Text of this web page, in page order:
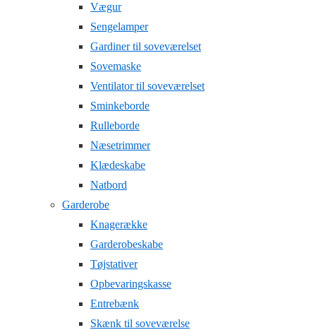
Vægur
Sengelamper
Gardiner til soveværelset
Sovemaske
Ventilator til soveværelset
Sminkeborde
Rulleborde
Næsetrimmer
Klædeskabe
Natbord
Garderobe
Knagerække
Garderobeskabe
Tøjstativer
Opbevaringskasse
Entrebænk
Skænk til soveværelse